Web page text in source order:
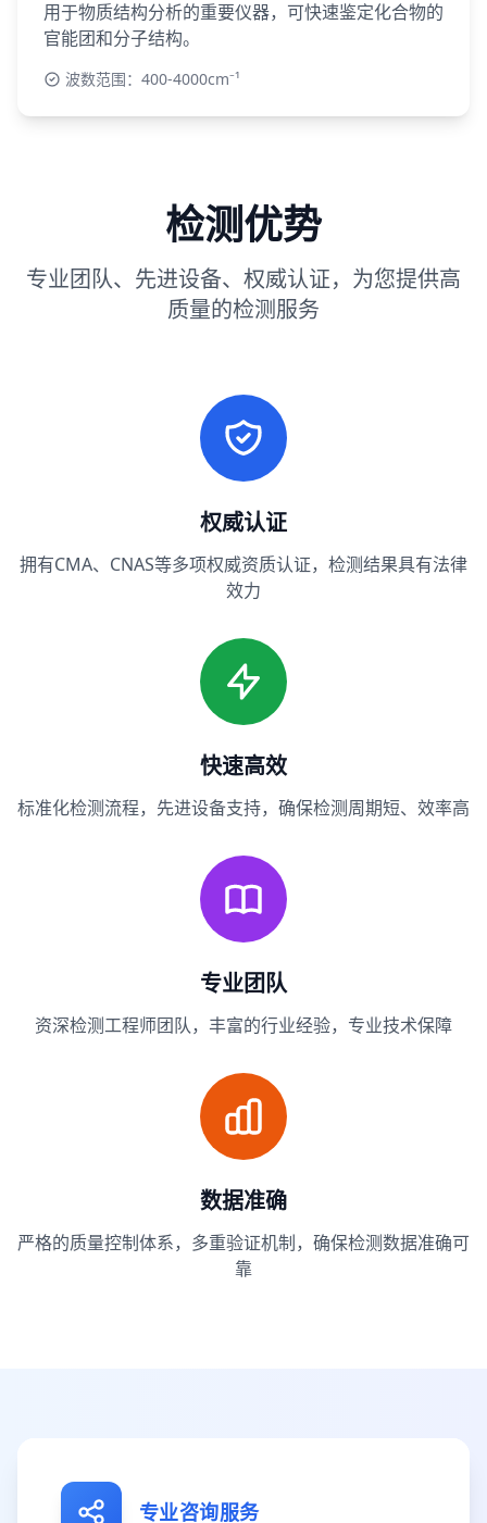
用于物质结构分析的重要仪器，可快速鉴定化合物的
官能团和分子结构。
波数范围：400-4000cm⁻¹
检测优势
专业团队、先进设备、权威认证，为您提供高
质量的检测服务
权威认证
拥有CMA、CNAS等多项权威资质认证，检测结果具有法律
效力
快速高效
标准化检测流程，先进设备支持，确保检测周期短、效率高
专业团队
资深检测工程师团队，丰富的行业经验，专业技术保障
数据准确
严格的质量控制体系，多重验证机制，确保检测数据准确可
靠
专业咨询服务